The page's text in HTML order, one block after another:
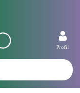
Profil